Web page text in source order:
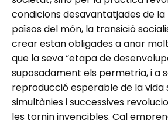
condicions desavantatjades de la
països del món, la transició
crear estan obligades a anar
que la seva “etapa de
suposadament els permetria, i a
reproducció esperable de la vida
simultànies i successives
les tornin invencibles. Cal